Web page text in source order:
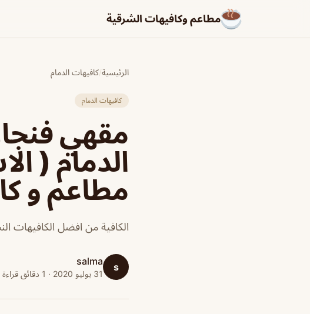
مطاعم وكافيهات الشرقية
الرئيسية/كافيهات الدمام
كافيهات الدمام
الدمام (
مطاعم و
الكافية من افضل الكافيهات
s
salma
31 يوليو 2020 · 1 دقائق قراءة